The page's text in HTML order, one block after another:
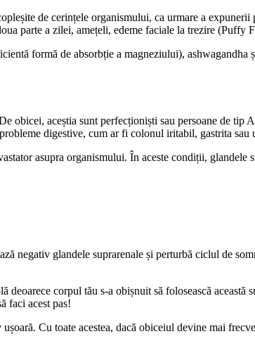
de cerințele organismului, ca urmare a expunerii
parte a zilei, amețeli, edeme faciale la trezire
formă de absorbție a magneziului), ashwagandha
aceștia sunt perfecționiști sau persoane de tip
digestive, cum ar fi colonul iritabil, gastrita sau
asupra organismului. În aceste condiții, glandele
negativ glandele suprarenale și perturbă ciclul de
corpul tău s-a obișnuit să folosească această
faci acest pas!
Cu toate acestea, dacă obiceiul devine mai